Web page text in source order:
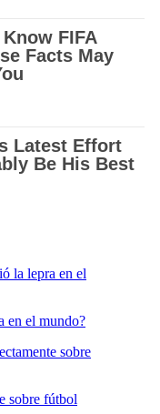
en el mundo?
sobre fútbol